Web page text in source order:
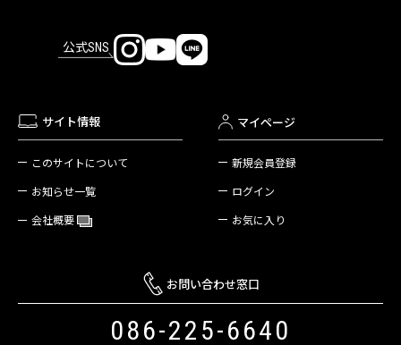
公式SNS
サイト情報
このサイトについて
お知らせ一覧
会社概要
マイページ
新規会員登録
ログイン
お気に入り
お問い合わせ窓口
086-225-6640